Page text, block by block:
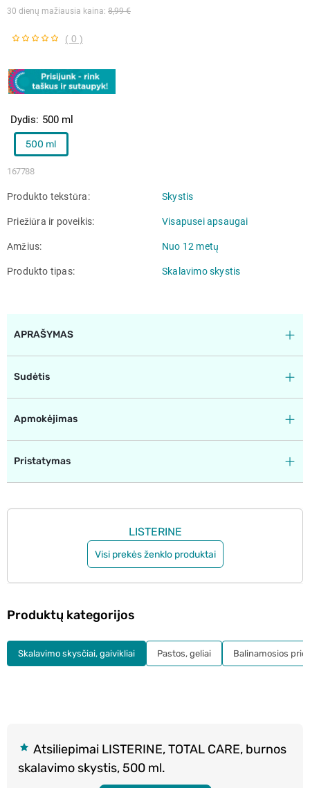
30 dienų mažiausia kaina: 8,99 €
( 0 )
167788
Dydis 500 ml
500 ml
Produkto tekstūra Skystis
Priežiūra ir poveikis Visapusei apsaugai
Amžius Nuo 12 metų
Produkto tipas Skalavimo skystis
APRAŠYMAS
Sudėtis
Apmokėjimas
Pristatymas
LISTERINE
Visi prekės ženklo produktai
Atsiliepimai LISTERINE, TOTAL CARE, burnos
skalavimo skystis, 500 ml.
Produktų kategorijos
Skalavimo skysčiai, gaivikliai Pastos, geliai Balinamosios